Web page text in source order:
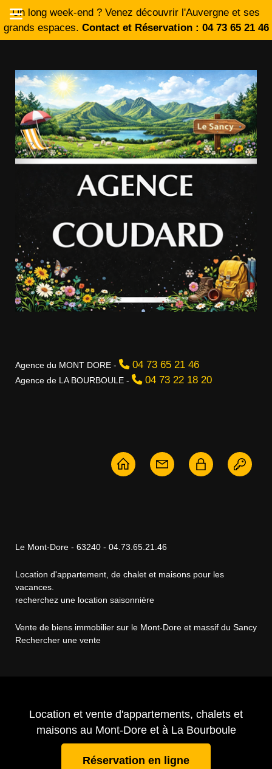
Un long week-end ? Venez découvrir l'Auvergne et ses
grands espaces. Contact et Réservation : 04 73 65 21 46
Agence du MONT DORE - 04 73 65 21 46
Agence de LA BOURBOULE - 04 73 22 18 20
Le Mont-Dore - 63240 - 04.73.65.21.46
Location d'appartement, de chalet et maisons pour les
vacances.
recherchez une location saisonnière
Vente de biens immobilier sur le Mont-Dore et massif du Sancy
Rechercher une vente
Location et vente d'appartements, chalets et
maisons au Mont-Dore et à La Bourboule
Réservation en ligne